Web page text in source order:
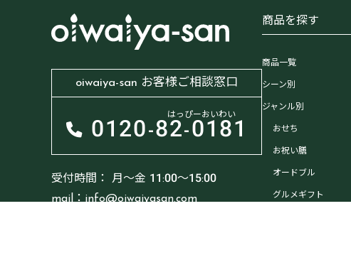
商品を探す
商品一覧
シーン別
ジャンル別
おせち
お祝い膳
オードブル
グルメギフト
oiwaiya-san お客様ご相談窓口
0120-82-0181
はっぴーおいわい
受付時間：
月～金 11:00～15:00
mail：info@oiwaiyasan.com